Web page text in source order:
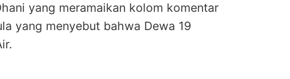
yang meramaikan kolom komentar
yang menyebut bahwa Dewa 19